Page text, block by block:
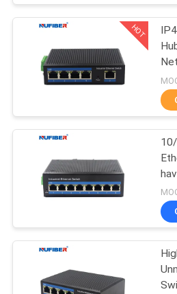
ONS
NIEUWS
OM
CITAAT
PRIVACYBELEID
de
van 25G
de
van 10G
HOT